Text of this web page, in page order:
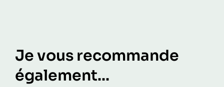
Je vous recommande
également...